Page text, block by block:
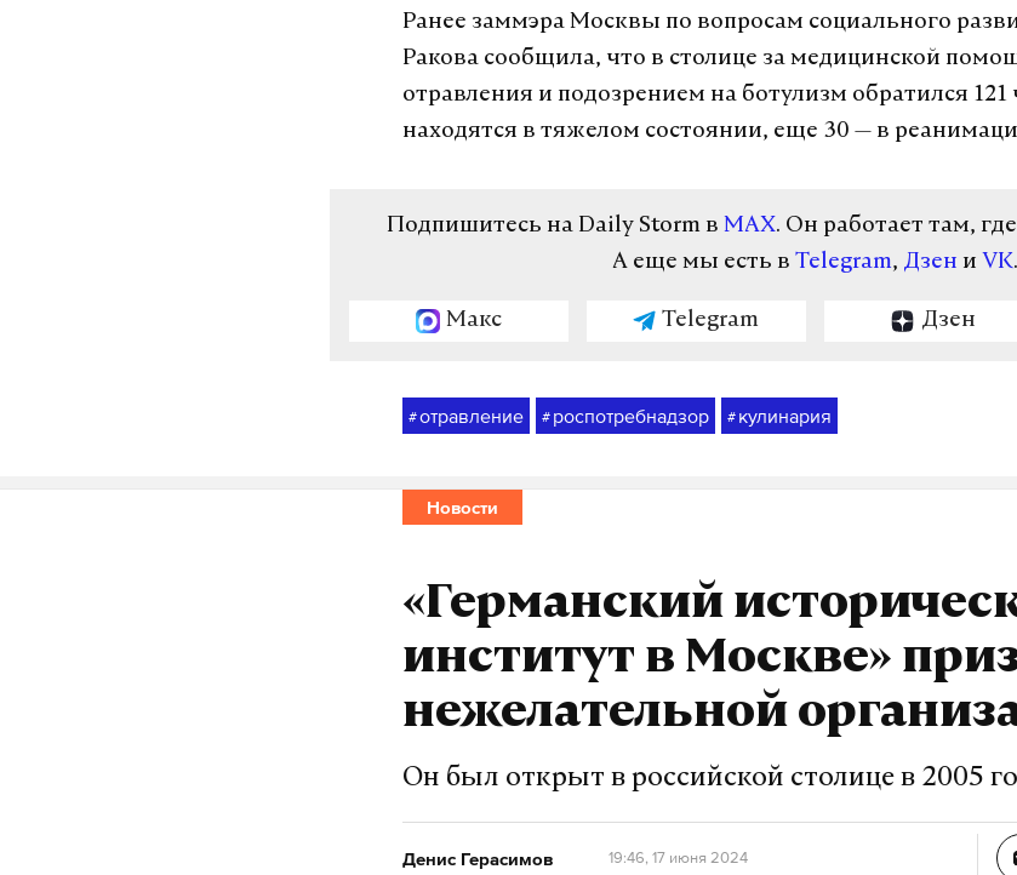
Ранее заммэра Москвы по вопросам социального
Ракова сообщила, что в столице за медицинской
отравления и подозрением на ботулизм обратился 121
находятся в тяжелом состоянии, еще 30 — в
Подпишитесь на Daily Storm в MAX. Он работает там,
А еще мы есть в Telegram, Дзен и VK.
Макс Telegram Дзен
#отравление # роспотребнадзор # кулинария
Новости
«Германский
институт в Москве»
нежелательной
Он был открыт в российской столице в 2005
Денис Герасимов 19:46, 17 июня 2024